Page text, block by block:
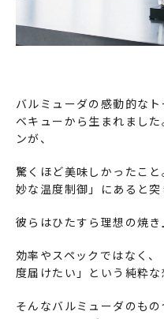
バルミューダの感動的な
ベキューから生まれまし
ンが、
驚くほど美味しかったこ
妙な温度制御」にあると突
彼らはひたすら理想の焼き
効率やスペックではなく
度届けたい」という純粋な
そんなバルミューダのも